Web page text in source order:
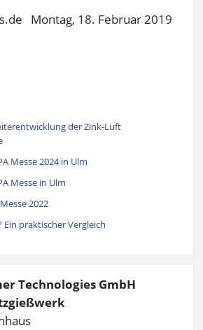
Montag, 18. Februar 2019
der Zink-Luft
Messe 2024 in Ulm
Messe in Ulm
2022
Ein praktischer Vergleich
Technologies GmbH